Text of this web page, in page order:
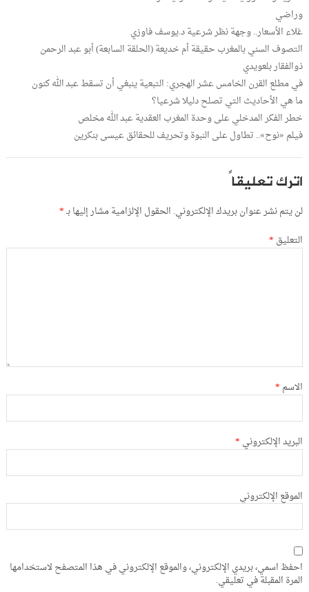
وراضي
غلاء الأسعار.. وجهة نظر شرعية د.يوسف فاوزي
التصوف السني بالمغرب حقيقة أم خديعة (الحلقة السابعة) أبو عبد الرحمن
ذوالفقار بلعويدي
في مطلع القرن الخامس عشر الهجري: التبعية ينبغي أن تسقط عبد الله كنون
ما هي الأحاديث التي تصلح دليلا شرعيا؟
خطر الفكر المدخلي على وحدة المغرب العقدية عبد الله مخلص
فيلم «نوح».. تطاول على النبوة وتحريف للحقائق عيسى بنكرين
اترك تعليقاً
لن يتم نشر عنوان بريدك الإلكتروني. الحقول الإلزامية مشار إليها بـ*
التعليق *
الاسم *
البريد الإلكتروني *
الموقع الإلكتروني
احفظ اسمي، بريدي الإلكتروني، والموقع الإلكتروني في هذا المتصفح لاستخدامها
المرة المقبلة في تعليقي.